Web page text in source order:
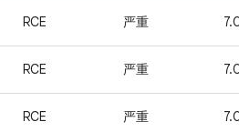
RCE 严重
RCE 严重
RCE 严重